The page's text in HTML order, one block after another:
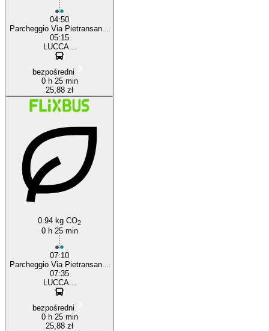
04:50
Parcheggio Via Pietransan...
05:15
LUCCA...
bezpośredni
0 h 25 min
25,88 zł
0.94 kg CO2
0 h 25 min
07:10
Parcheggio Via Pietransan...
07:35
LUCCA...
bezpośredni
0 h 25 min
25,88 zł